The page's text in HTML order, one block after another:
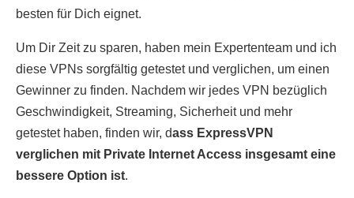
besten für Dich eignet.
Um Dir Zeit zu sparen, haben mein Expertenteam und ich
diese VPNs sorgfältig getestet und verglichen, um einen
Gewinner zu finden. Nachdem wir jedes VPN bezüglich
Geschwindigkeit, Streaming, Sicherheit und mehr
getestet haben, finden wir, dass ExpressVPN
verglichen mit Private Internet Access insgesamt eine
bessere Option ist.